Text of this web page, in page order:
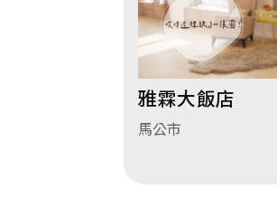
雅霖大飯店
馬公市